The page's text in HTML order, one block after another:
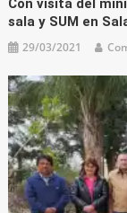
Con visita del
sala y SUM en
29/03/2021